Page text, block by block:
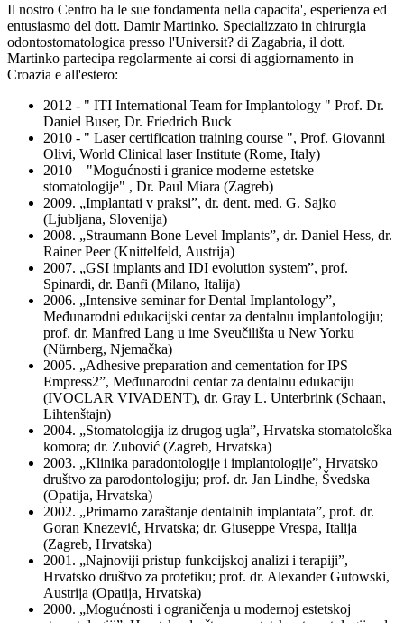
Il nostro Centro ha le sue fondamenta nella capacita', esperienza ed
entusiasmo del dott. Damir Martinko. Specializzato in chirurgia
odontostomatologica presso l'Universit? di Zagabria, il dott.
Martinko partecipa regolarmente ai corsi di aggiornamento in
Croazia e all'estero:
2012 - " ITI International Team for Implantology " Prof. Dr.
Daniel Buser, Dr. Friedrich Buck
2010 - " Laser certification training course ", Prof. Giovanni
Olivi, World Clinical laser Institute (Rome, Italy)
2010 – "Mogućnosti i granice moderne estetske
stomatologije" , Dr. Paul Miara (Zagreb)
2009. „Implantati v praksi”, dr. dent. med. G. Sajko
(Ljubljana, Slovenija)
2008. „Straumann Bone Level Implants”, dr. Daniel Hess, dr.
Rainer Peer (Knittelfeld, Austrija)
2007. „GSI implants and IDI evolution system”, prof.
Spinardi, dr. Banfi (Milano, Italija)
2006. „Intensive seminar for Dental Implantology”,
Međunarodni edukacijski centar za dentalnu implantologiju;
prof. dr. Manfred Lang u ime Sveučilišta u New Yorku
(Nürnberg, Njemačka)
2005. „Adhesive preparation and cementation for IPS
Empress2”, Međunarodni centar za dentalnu edukaciju
(IVOCLAR VIVADENT), dr. Gray L. Unterbrink (Schaan,
Lihtenštajn)
2004. „Stomatologija iz drugog ugla”, Hrvatska stomatološka
komora; dr. Zubović (Zagreb, Hrvatska)
2003. „Klinika paradontologije i implantologije”, Hrvatsko
društvo za parodontologiju; prof. dr. Jan Lindhe, Švedska
(Opatija, Hrvatska)
2002. „Primarno zaraštanje dentalnih implantata”, prof. dr.
Goran Knezević, Hrvatska; dr. Giuseppe Vrespa, Italija
(Zagreb, Hrvatska)
2001. „Najnoviji pristup funkcijskoj analizi i terapiji”,
Hrvatsko društvo za protetiku; prof. dr. Alexander Gutowski,
Austrija (Opatija, Hrvatska)
2000. „Mogućnosti i ograničenja u modernoj estetskoj